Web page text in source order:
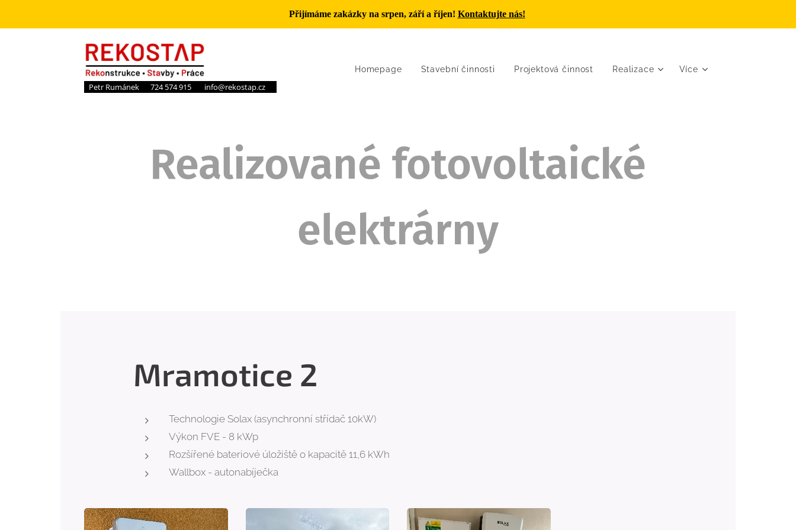
Přijímáme zakázky na srpen, září a říjen! Kontaktujte nás!
Petr Rumánek 📞724 574 915 ✉️ info@rekostap.cz
Homepage Stavební činnosti Projektová činnost Realizace Více
Realizované fotovoltaické
elektrárny
Mramotice 2
Technologie Solax (asynchronní střídač 10kW)
Výkon FVE - 8 kWp
Rozšířené bateriové úložiště o kapacitě 11,6 kWh
Wallbox - autonabíječka